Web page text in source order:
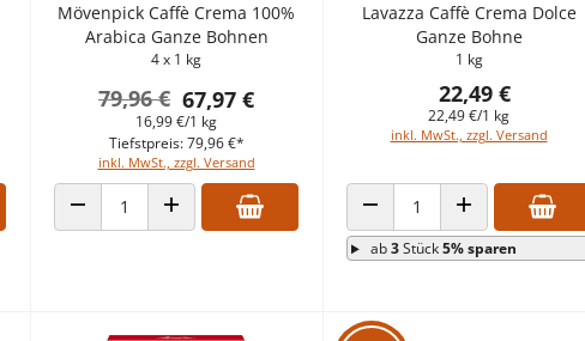
Mövenpick Caffè Crema 100%
Arabica Ganze Bohnen
4 x 1 kg
67,97 €
79,96 €
16,99 €/1 kg
inkl. MwSt., zzgl. Versand
Tiefstpreis: 79,96 €*
ANZAHL VERRINGERNANZAHL ERHÖHEN
Lavazza Caffè Crema Dolce
Ganze Bohne
1 kg
22,49 €
22,49 €/1 kg
inkl. MwSt., zzgl. Versand
ANZAHL VERRINGERNANZAHL ERHÖHEN
ab3Stück5% sparen